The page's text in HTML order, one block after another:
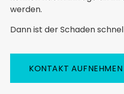
werden.
Dann ist der Schaden
KONTAKT AUFNEHMEN